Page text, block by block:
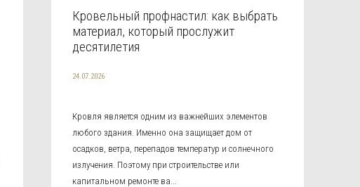
Кровельный профнастил: как выбрать
материал, который прослужит
десятилетия
24.07.2026
Кровля является одним из важнейших элементов
любого здания. Именно она защищает дом от
осадков, ветра, перепадов температур и солнечного
излучения. Поэтому при строительстве или
капитальном ремонте ва...